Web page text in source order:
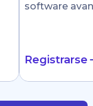
software
Registrarse